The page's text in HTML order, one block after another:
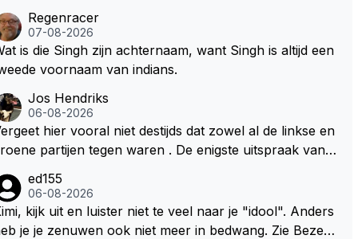
Regenracer
07-08-2026
is die Singh zijn achternaam, want Singh is altijd een
voornaam van indians.
Jos Hendriks
06-08-2026
hier vooral niet destijds dat zowel al de linkse en
partijen tegen waren . De enigste uitspraak van e
ze hun eigen uitlaat gassen inademen maar niet wet
was dat de F1 motor schoner is dan een normale a
Dus denk echt niet dat deze groene/wollen regering
ed155
06-08-2026
kijk uit en luister niet te veel naar je "idool". Anders
je je zenuwen ook niet meer in bedwang. Zie Bezech